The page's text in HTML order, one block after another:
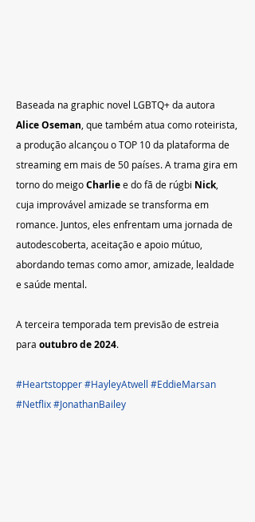
Baseada na graphic novel LGBTQ+ da autora
Alice Oseman, que também atua como roteirista,
a produção alcançou o TOP 10 da plataforma de
streaming em mais de 50 países. A trama gira em
torno do meigo Charlie e do fã de rúgbi Nick,
cuja improvável amizade se transforma em
romance. Juntos, eles enfrentam uma jornada de
autodescoberta, aceitação e apoio mútuo,
abordando temas como amor, amizade, lealdade
e saúde mental.
A terceira temporada tem previsão de estreia
para outubro de 2024.
#Heartstopper#HayleyAtwell #EddieMarsan
#Netflix#JonathanBailey